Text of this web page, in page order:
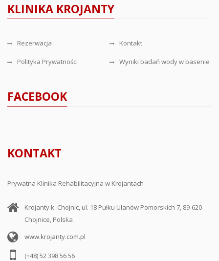
KLINIKA KROJANTY
Rezerwacja Kontakt
Polityka Prywatności Wyniki badań wody w basenie
FACEBOOK
KONTAKT
Prywatna Klinika Rehabilitacyjna w Krojantach
Krojanty k. Chojnic, ul. 18 Pułku Ułanów Pomorskich 7, 89-620
Chojnice, Polska
www.krojanty.com.pl
(+48) 52 398 56 56